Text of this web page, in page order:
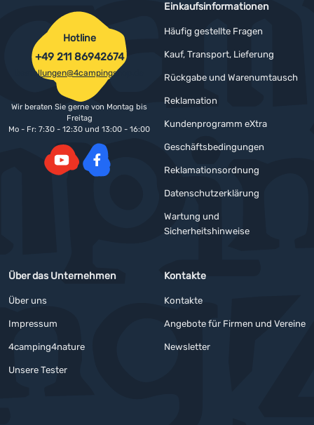
Einkaufsinformationen
Häufig gestellte Fragen
Kauf, Transport, Lieferung
Rückgabe und Warenumtausch
Reklamation
Kundenprogramm eXtra
Geschäftsbedingungen
Reklamationsordnung
Datenschutzerklärung
Wartung und
Sicherheitshinweise
Über das Unternehmen
Über uns
Impressum
4camping4nature
Unsere Tester
Kontakte
Kontakte
Angebote für Firmen und Vereine
Newsletter
Hotline
+49 211 86942674
bestellungen@4campingshop.de
Wir beraten Sie gerne von Montag bis
Freitag
Mo - Fr: 7:30 - 12:30 und 13:00 - 16:00